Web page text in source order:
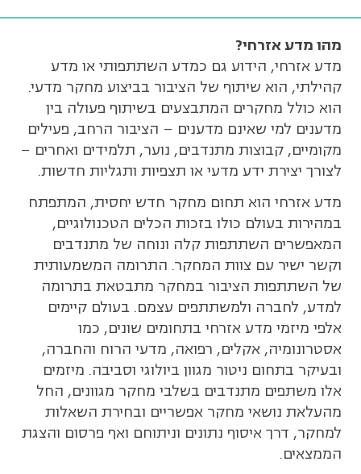
מהו מדע אזרחי?
מדע אזרחי, הידוע גם כמדע השתתפותי או מדע
קהילתי, הוא שיתוף של הציבור בביצוע מחקר מדעי.
הוא כולל מחקרים המתבצעים בשיתוף פעולה בין
מדענים למי שאינם מדענים – הציבור הרחב, פעילים
מקומיים, קבוצות מתנדבים, נוער, תלמידים ואחרים –
לצורך יצירת ידע מדעי או תצפיות ותגליות חדשות.
מדע אזרחי הוא תחום מחקר חדש יחסית, המתפתח
במהירות בעולם כולו בזכות הכלים הטכנולוגיים,
המאפשרים השתתפות קלה ונוחה של מתנדבים
וקשר ישיר עם צוות המחקר. התרומה המשמעותית
של השתתפות הציבור במחקר מתבטאת בתרומה
למדע, לחברה ולמשתתפים עצמם. בעולם קיימים
אלפי מיזמי מדע אזרחי בתחומים שונים, כמו
אסטרונומיה, אקלים, רפואה, מדעי הרוח והחברה,
ובעיקר בתחום ניטור מגוון ביולוגי וסביבה. מיזמים
אלו משתפים מתנדבים בשלבי מחקר מגוונים, החל
מהעלאת נושאי מחקר אפשריים ובחירת השאלות
למחקר, דרך איסוף נתונים וניתוחם ואף פרסום והצגת
הממצאים.